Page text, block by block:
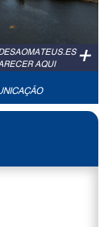
+
AQUI